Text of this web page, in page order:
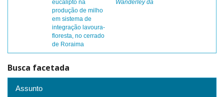
eucalipto na
produção de milho
em sistema de
integração lavoura-
floresta, no cerrado
de Roraima
Wanderley da
Busca facetada
Assunto